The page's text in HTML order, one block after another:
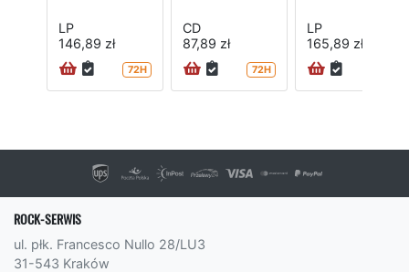
LP
146,89 zł
72H
CD
87,89 zł
72H
LP
165,89 zł
ROCK-SERWIS
ul. płk. Francesco Nullo 28/LU3
31-543 Kraków